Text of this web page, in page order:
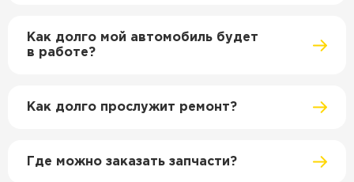
Как долго мой автомобиль будет
в работе?
Как долго прослужит ремонт?
Где можно заказать запчасти?